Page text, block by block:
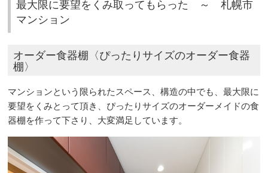
最大限に要望をくみ取ってもらった ～ 札幌市
マンション
オーダー食器棚〈ぴったりサイズのオーダー食器
棚〉
マンションという限られたスペース、構造の中でも、最大限に
要望をくみとって頂き、ぴったりサイズのオーダーメイドの食
器棚を作って下さり、大変満足しています。